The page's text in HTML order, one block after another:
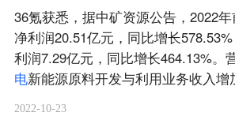
36氪获悉，据中矿资源公告，2022
净利润20.51亿元，同比增长
利润7.29亿元，同比增长464.13%。
电新能源原料开发与利用业务收入增
2022-10-23